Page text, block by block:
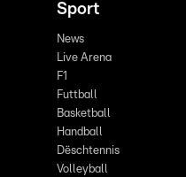
Sport
News
Live Arena
F1
Futtball
Basketball
Handball
Dëschtennis
Volleyball